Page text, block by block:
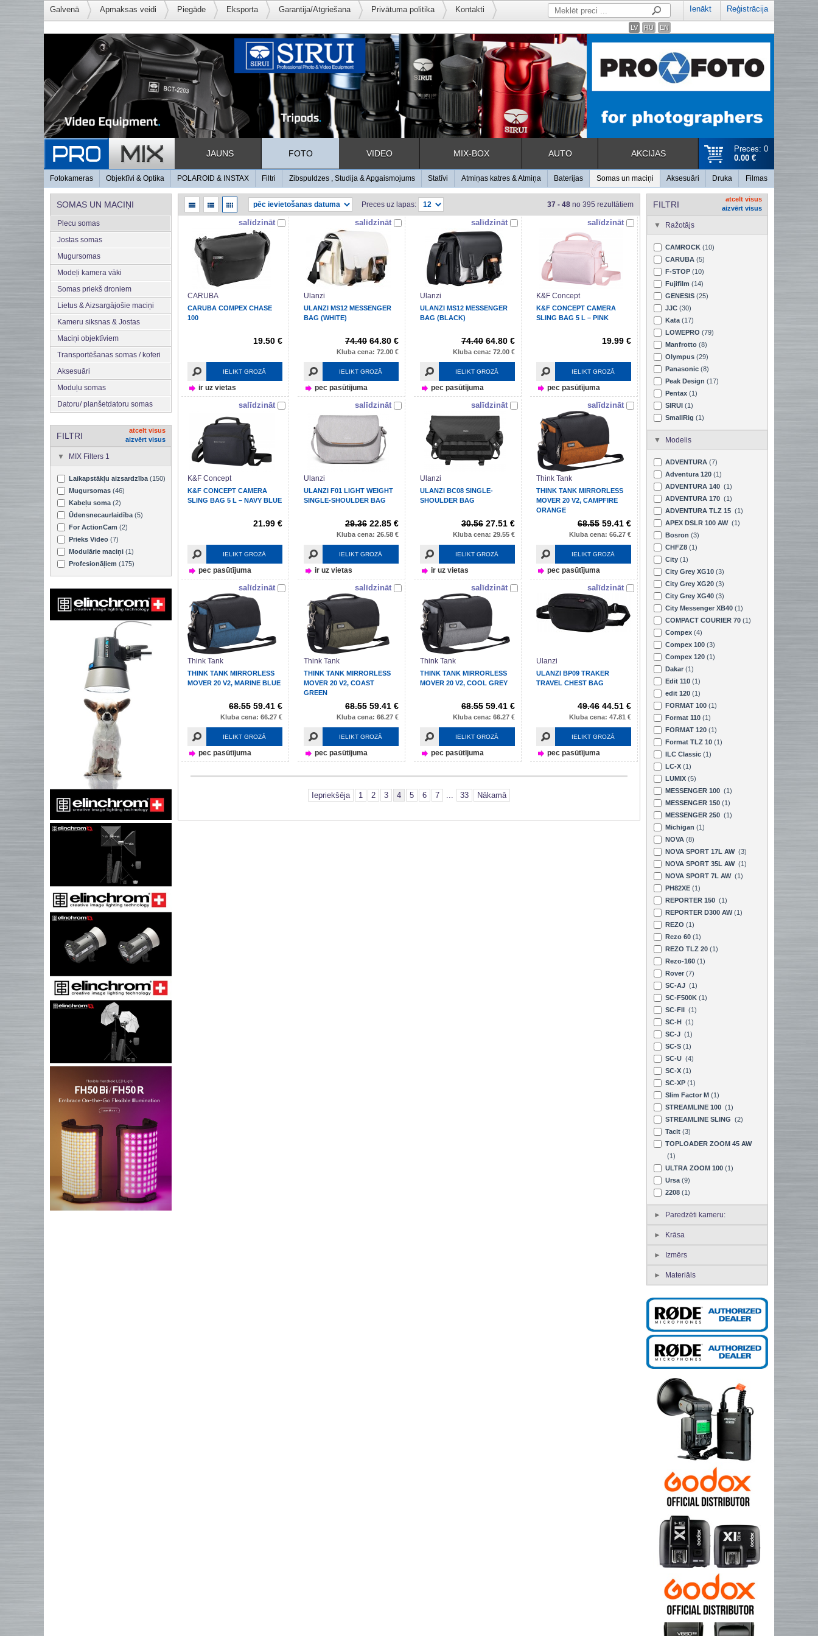
Galvenā Apmaksas veidi Piegāde Eksporta Garantija/Atgriešana Privātuma politika Kontakti Ienākt Reģistrācija
LV RU EN
Preces: 0
0.00 €
JAUNS FOTO VIDEO MIX-BOX AUTO AKCIJAS
Fotokameras Objektīvi & Optika POLAROID & INSTAX Filtri Zibspuldzes , Studija & Apgaismojums Statīvi Atmiņas katres & Atmiņa Baterijas Somas un maciņi Aksesuāri Druka Filmas
SOMAS UN MACIŅI
Plecu somas
Jostas somas
Mugursomas
Modeļi kamera vāki
Somas priekš droniem
Lietus & Aizsargājošie maciņi
Kameru siksnas & Jostas
Maciņi objektīviem
Transportēšanas somas / koferi
Aksesuāri
Moduļu somas
Datoru/ planšetdatoru somas
FILTRI
atcelt visus
aizvērt visus
MIX Filters 1
Laikapstākļu aizsardzība (150)
Mugursomas (46)
Kabeļu soma (2)
Ūdensnecaurlaidība (5)
For ActionCam (2)
Prieks Video (7)
Modulārie maciņi (1)
Profesionāļiem (175)
FILTRI
atcelt visus
aizvērt visus
Ražotājs
CAMROCK (10)
CARUBA (5)
F-STOP (10)
Fujifilm (14)
GENESIS (25)
JJC (30)
Kata (17)
LOWEPRO (79)
Manfrotto (8)
Olympus (29)
Panasonic (8)
Peak Design (17)
Pentax (1)
SIRUI (1)
SmallRig (1)
Modelis
ADVENTURA (7)
Adventura 120 (1)
ADVENTURA 140 (1)
ADVENTURA 170 (1)
ADVENTURA TLZ 15 (1)
APEX DSLR 100 AW (1)
Bosron (3)
CHFZ8 (1)
City (1)
City Grey XG10 (3)
City Grey XG20 (3)
City Grey XG40 (3)
City Messenger XB40 (1)
COMPACT COURIER 70 (1)
Compex (4)
Compex 100 (3)
Compex 120 (1)
Dakar (1)
Edit 110 (1)
edit 120 (1)
FORMAT 100 (1)
Format 110 (1)
FORMAT 120 (1)
Format TLZ 10 (1)
ILC Classic (1)
LC-X (1)
LUMIX (5)
MESSENGER 100 (1)
MESSENGER 150 (1)
MESSENGER 250 (1)
Michigan (1)
NOVA (8)
NOVA SPORT 17L AW (3)
NOVA SPORT 35L AW (1)
NOVA SPORT 7L AW (1)
PH82XE (1)
REPORTER 150 (1)
REPORTER D300 AW (1)
REZO (1)
Rezo 60 (1)
REZO TLZ 20 (1)
Rezo-160 (1)
Rover (7)
SC-AJ (1)
SC-F500K (1)
SC-FII (1)
SC-H (1)
SC-J (1)
SC-S (1)
SC-U (4)
SC-X (1)
SC-XP (1)
Slim Factor M (1)
STREAMLINE 100 (1)
STREAMLINE SLING (2)
Tacit (3)
TOPLOADER ZOOM 45 AW
(1)
ULTRA ZOOM 100 (1)
Ursa (9)
2208 (1)
Paredzēti kameru:
Krāsa
Izmērs
Materiāls
Preces uz lapas: 37 - 48 no 395 rezultātiem
salīdzināt
CARUBA
CARUBA COMPEX CHASE
100
19.50 €
IELIKT GROZĀ
ir uz vietas
salīdzināt
Ulanzi
ULANZI MS12 MESSENGER
BAG (WHITE)
74.40 64.80 €
Kluba cena: 72.00 €
IELIKT GROZĀ
pec pasūtījuma
salīdzināt
Ulanzi
ULANZI MS12 MESSENGER
BAG (BLACK)
74.40 64.80 €
Kluba cena: 72.00 €
IELIKT GROZĀ
pec pasūtījuma
salīdzināt
K&F Concept
K&F CONCEPT CAMERA
SLING BAG 5 L – PINK
19.99 €
IELIKT GROZĀ
pec pasūtījuma
salīdzināt
K&F Concept
K&F CONCEPT CAMERA
SLING BAG 5 L – NAVY BLUE
21.99 €
IELIKT GROZĀ
pec pasūtījuma
salīdzināt
Ulanzi
ULANZI F01 LIGHT WEIGHT
SINGLE-SHOULDER BAG
29.36 22.85 €
Kluba cena: 26.58 €
IELIKT GROZĀ
ir uz vietas
salīdzināt
Ulanzi
ULANZI BC08 SINGLE-
SHOULDER BAG
30.56 27.51 €
Kluba cena: 29.55 €
IELIKT GROZĀ
ir uz vietas
salīdzināt
Think Tank
THINK TANK MIRRORLESS
MOVER 20 V2, CAMPFIRE
ORANGE
68.55 59.41 €
Kluba cena: 66.27 €
IELIKT GROZĀ
pec pasūtījuma
salīdzināt
Think Tank
THINK TANK MIRRORLESS
MOVER 20 V2, MARINE BLUE
68.55 59.41 €
Kluba cena: 66.27 €
IELIKT GROZĀ
pec pasūtījuma
salīdzināt
Think Tank
THINK TANK MIRRORLESS
MOVER 20 V2, COAST
GREEN
68.55 59.41 €
Kluba cena: 66.27 €
IELIKT GROZĀ
pec pasūtījuma
salīdzināt
Think Tank
THINK TANK MIRRORLESS
MOVER 20 V2, COOL GREY
68.55 59.41 €
Kluba cena: 66.27 €
IELIKT GROZĀ
pec pasūtījuma
salīdzināt
Ulanzi
ULANZI BP09 TRAKER
TRAVEL CHEST BAG
49.46 44.51 €
Kluba cena: 47.81 €
IELIKT GROZĀ
pec pasūtījuma
Iepriekšēja 1 2 3 4 5 6 7 33 Nākamā